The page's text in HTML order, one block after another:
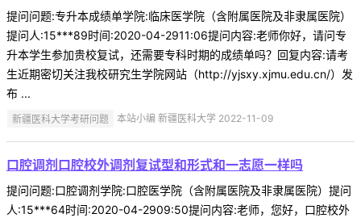
提问问题:专升本成绩单学院:临床医学院（含附属医院及非隶属医院）
提问人:15***89时间:2020-04-2911:06提问内容:老师你好，请问专
升本学生参加贵校复试，还需要专科时期的成绩单吗？回复内容:请考
生近期密切关注我校研究生学院网站（http://yjsxy.xjmu.edu.cn/）发
布 ...
新疆医科大学考研问题 本站小编 新疆医科大学 2022-11-09
口腔调剂口腔校外调剂复试型和形式和一志愿一样吗
提问问题:口腔调剂学院:口腔医学院（含附属医院及非隶属医院）提问
人:15***64时间:2020-04-2909:50提问内容:老师，您好，口腔校外